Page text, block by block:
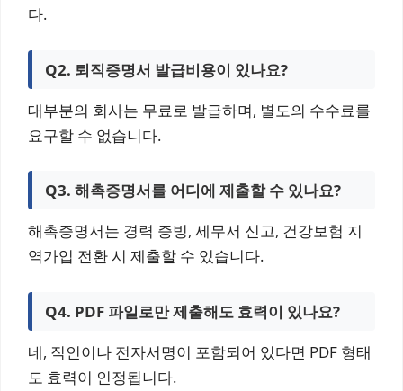
다.
Q2. 퇴직증명서 발급비용이 있나요?
대부분의 회사는 무료로 발급하며, 별도의 수수료를
요구할 수 없습니다.
Q3. 해촉증명서를 어디에 제출할 수 있나요?
해촉증명서는 경력 증빙, 세무서 신고, 건강보험 지
역가입 전환 시 제출할 수 있습니다.
Q4. PDF 파일로만 제출해도 효력이 있나요?
네, 직인이나 전자서명이 포함되어 있다면 PDF 형태
도 효력이 인정됩니다.